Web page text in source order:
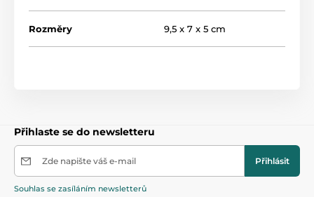
Rozměry 9,5 x 7 x 5 cm
Přihlaste se do newsletteru
Zde napište váš e-mail Přihlásit
Souhlas se zasíláním newsletterů